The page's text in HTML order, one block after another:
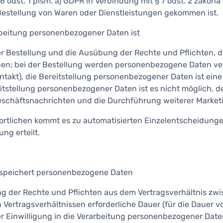
von Waren oder Dienstleistungen gekommen ist.
personenbezogener Daten ist
und die Ausübung der Rechte und Pflichten,
bei der Bestellung werden personenbezogene Daten
die Bereitstellung personenbezogener Daten ist
personenbezogener Daten ist es nicht möglich,
und die Durchführung weiterer
kommt es zu automatisierten
erteilt.
personenbezogene Daten
Rechte und Pflichten aus dem Vertragsverhältnis
erforderliche Dauer (für die Dauer
in die Verarbeitung personenbezogener